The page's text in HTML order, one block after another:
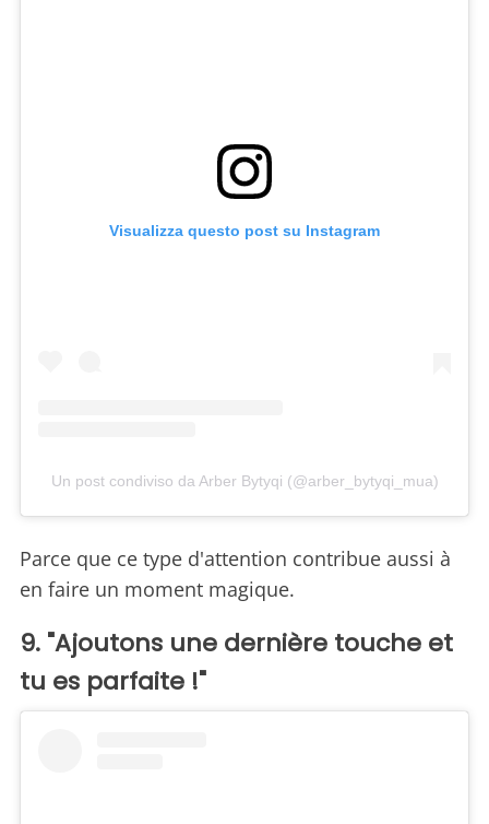
Visualizza questo post su Instagram
Un post condiviso da Arber Bytyqi (@arber_bytyqi_mua)
Parce que ce type d'attention contribue aussi à
en faire un moment magique.
9. "Ajoutons une dernière touche et
tu es parfaite !"